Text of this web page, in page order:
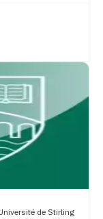
de Stirling